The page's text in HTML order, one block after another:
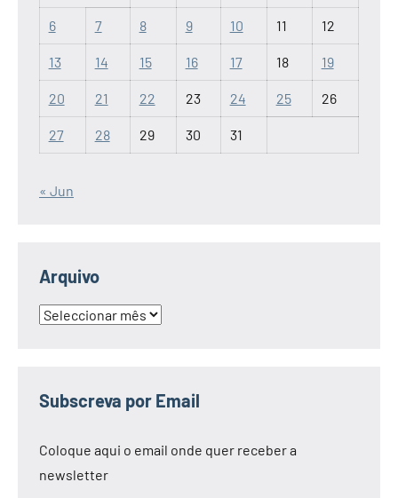
6 7 8 9 10 11 12
13 14 15 16 17 18 19
20 21 22 23 24 25 26
27 28 29 30 31
« Jun
Arquivo
Arquivo
Subscreva por Email
Coloque aqui o email onde quer receber a
newsletter